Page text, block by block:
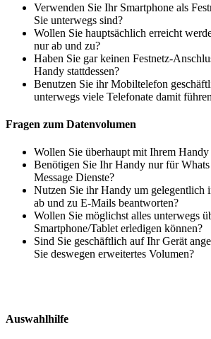
Verwenden Sie Ihr Smartphone als
Sie unterwegs sind?
Wollen Sie hauptsächlich erreicht
nur ab und zu?
Haben Sie gar keinen Festnetz-
Handy stattdessen?
Benutzen Sie ihr Mobiltelefon
unterwegs viele Telefonate damit
Fragen zum Datenvolumen
Wollen Sie überhaupt mit Ihrem
Benötigen Sie Ihr Handy nur für
Message Dienste?
Nutzen Sie ihr Handy um gelegentlich
ab und zu E-Mails beantworten?
Wollen Sie möglichst alles unterwegs
Smartphone/Tablet erledigen können?
Sind Sie geschäftlich auf Ihr Gerät
Sie deswegen erweitertes Volumen?
Auswahlhilfe